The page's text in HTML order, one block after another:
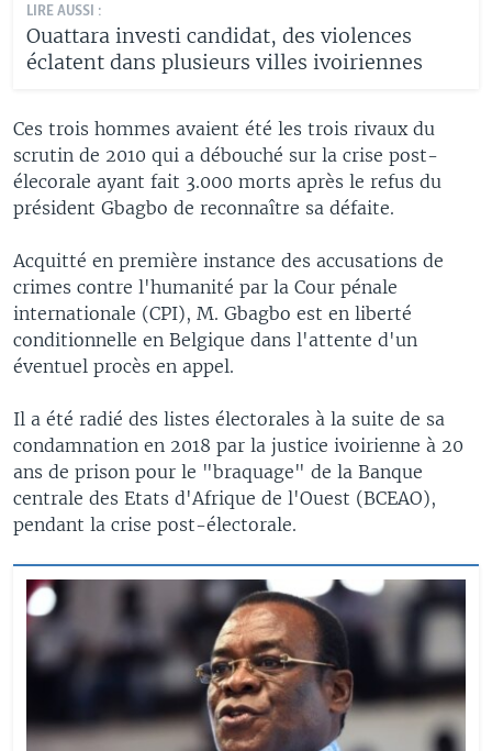
LIRE AUSSI :
Ouattara investi candidat, des violences
éclatent dans plusieurs villes ivoiriennes
Ces trois hommes avaient été les trois rivaux du
scrutin de 2010 qui a débouché sur la crise post-
élecorale ayant fait 3.000 morts après le refus du
président Gbagbo de reconnaître sa défaite.
Acquitté en première instance des accusations de
crimes contre l'humanité par la Cour pénale
internationale (CPI), M. Gbagbo est en liberté
conditionnelle en Belgique dans l'attente d'un
éventuel procès en appel.
Il a été radié des listes électorales à la suite de sa
condamnation en 2018 par la justice ivoirienne à 20
ans de prison pour le "braquage" de la Banque
centrale des Etats d'Afrique de l'Ouest (BCEAO),
pendant la crise post-électorale.